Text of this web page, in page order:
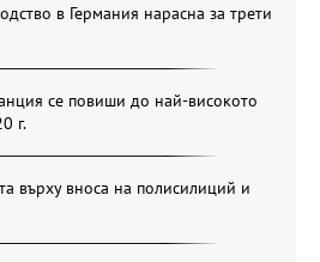
в Германия нарасна за трети
се повиши до най-високото
г.
върху вноса на полисилиций и